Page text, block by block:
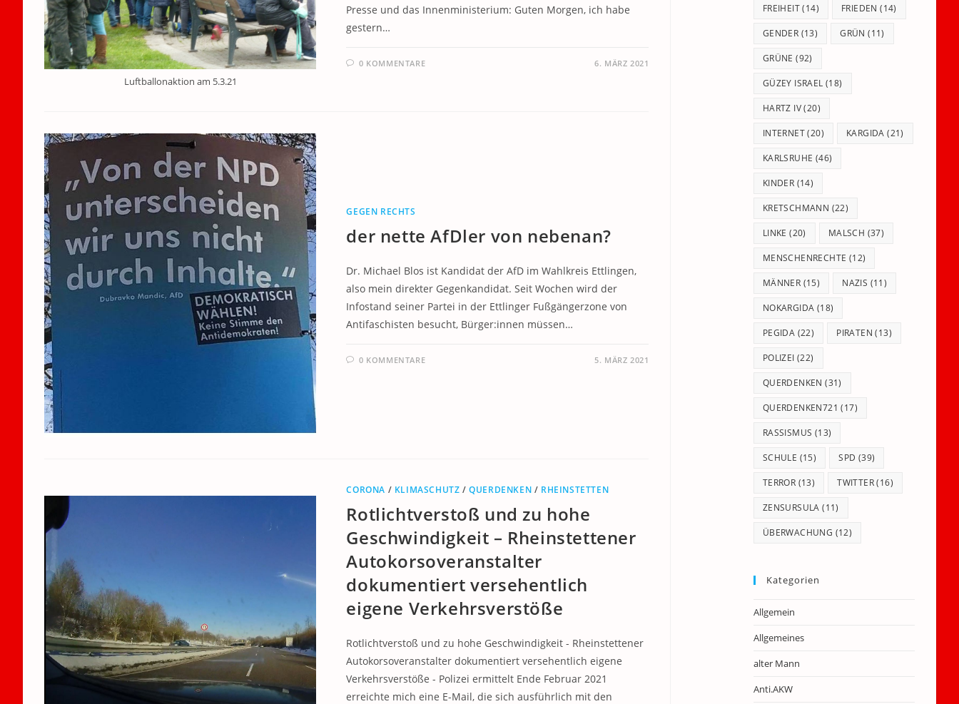
Luftballonaktion am 5.3.21
Presse und das Innenministerium: Guten Morgen, ich habe
gestern…
0 KOMMENTARE 6. MÄRZ 2021
GEGEN RECHTS
der nette AfDler von nebenan?
Dr. Michael Blos ist Kandidat der AfD im Wahlkreis Ettlingen,
also mein direkter Gegenkandidat. Seit Wochen wird der
Infostand seiner Partei in der Ettlinger Fußgängerzone von
Antifaschisten besucht, Bürger:innen müssen…
0 KOMMENTARE 5. MÄRZ 2021
CORONA / KLIMASCHUTZ /QUERDENKEN / RHEINSTETTEN
Rotlichtverstoß und zu hohe
Geschwindigkeit – Rheinstettener
Autokorsoveranstalter
dokumentiert versehentlich
eigene Verkehrsverstöße
Rotlichtverstoß und zu hohe Geschwindigkeit - Rheinstettener
Autokorsoveranstalter dokumentiert versehentlich eigene
Verkehrsverstöße - Polizei ermittelt Ende Februar 2021
erreichte mich eine E-Mail, die sich ausführlich mit den
FREIHEIT(14) FRIEDEN (14)
GENDER (13) GRÜN (11)
GRÜNE (92)
GÜZEY ISRAEL (18)
HARTZ IV(20)
INTERNET(20) KARGIDA (21)
KARLSRUHE (46)
KINDER (14)
KRETSCHMANN (22)
LINKE (20) MALSCH (37)
MENSCHENRECHTE (12)
MÄNNER (15) NAZIS (11)
NOKARGIDA (18)
PEGIDA (22) PIRATEN (13)
POLIZEI (22)
QUERDENKEN (31)
QUERDENKEN721 (17)
RASSISMUS (13)
SCHULE (15) SPD (39)
TERROR (13) TWITTER(16)
ZENSURSULA (11)
ÜBERWACHUNG (12)
Kategorien
Allgemein
Allgemeines
alter Mann
Anti.AKW